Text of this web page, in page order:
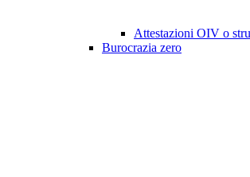
Attestazioni OIV o
Burocrazia zero